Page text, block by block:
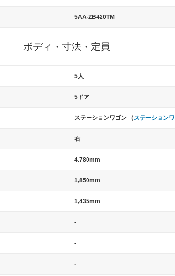
5AA-ZB420TM
ボディ・寸法・定員
5人
5ドア
ステーションワゴン （ ステーション
右
4,780mm
1,850mm
1,435mm
-
-
-